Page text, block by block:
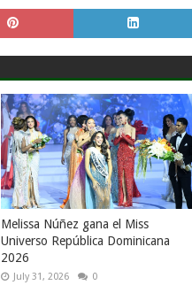
Melissa Núñez gana el Miss
Universo República Dominicana
2026
July 31, 2026 0